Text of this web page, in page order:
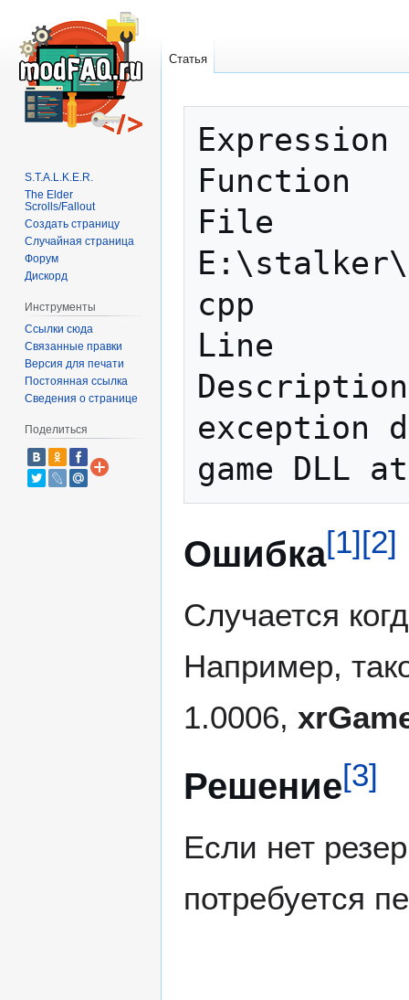
навигации
поиску
Expression
Function
File
cpp
Line
exception
Ошибка[1][2]
Случается
Например,
1.0006,
Решение[3]
Если нет
потребуется
Статья
S.T.A.L.K.E.R.
The Elder
Scrolls/Fallout
Создать страницу
Случайная страница
Форум
Дискорд
Инструменты
Ссылки сюда
Связанные правки
Версия для печати
Постоянная ссылка
Сведения о странице
Поделиться